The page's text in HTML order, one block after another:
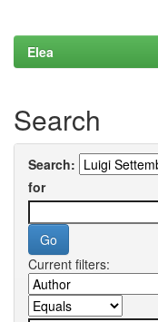
Elea
Search
Search:
for
Current filters: